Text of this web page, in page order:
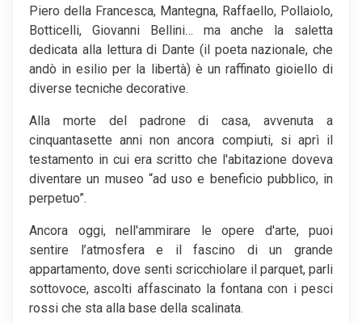
Piero della Francesca, Mantegna, Raffaello, Pollaiolo,
Botticelli, Giovanni Bellini… ma anche la saletta
dedicata alla lettura di Dante (il poeta nazionale, che
andò in esilio per la libertà) è un raffinato gioiello di
diverse tecniche decorative.
Alla morte del padrone di casa, avvenuta a
cinquantasette anni non ancora compiuti, si aprì il
testamento in cui era scritto che l'abitazione doveva
diventare un museo “ad uso e beneficio pubblico, in
perpetuo”.
Ancora oggi, nell'ammirare le opere d'arte, puoi
sentire l’atmosfera e il fascino di un grande
appartamento, dove senti scricchiolare il parquet, parli
sottovoce, ascolti affascinato la fontana con i pesci
rossi che sta alla base della scalinata.